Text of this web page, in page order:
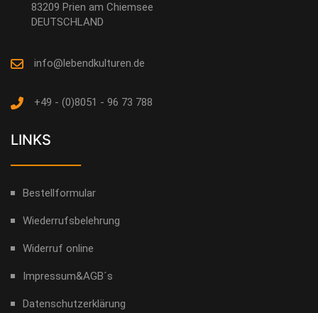
83209 Prien am Chiemsee
DEUTSCHLAND
info@lebendkulturen.de
+49 - (0)8051 - 96 73 788
LINKS
Bestellformular
Wiederrufsbelehrung
Widerruf online
Impressum&AGB´s
Datenschutzerklärung